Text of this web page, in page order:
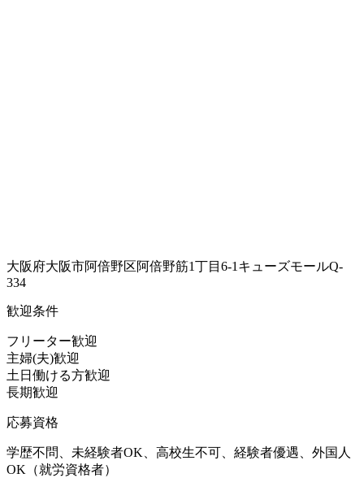
大阪府大阪市阿倍野区阿倍野筋1丁目6-1キューズモールQ-
334
歓迎条件
フリーター歓迎
主婦(夫)歓迎
土日働ける方歓迎
長期歓迎
応募資格
学歴不問、未経験者OK、高校生不可、経験者優遇、外国人
OK（就労資格者）